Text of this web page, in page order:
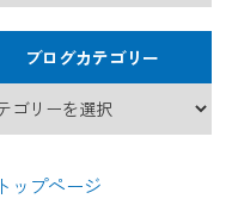
ブログカテゴリー
トップページ